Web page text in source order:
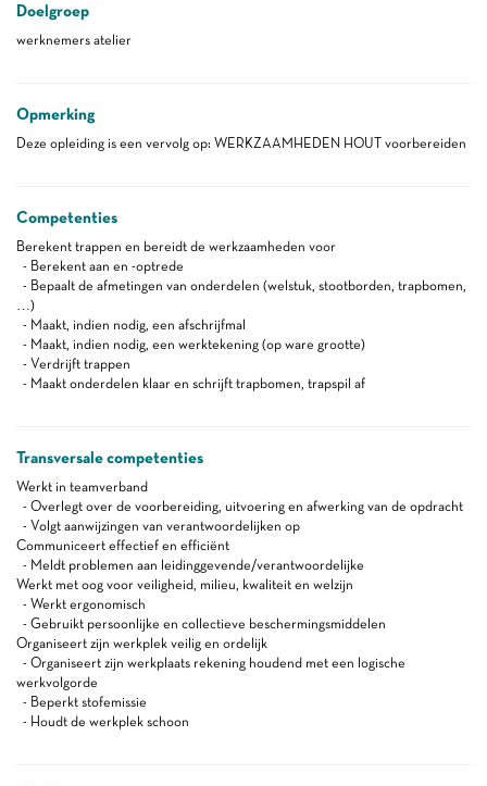
Doelgroep
werknemers atelier
Opmerking
Deze opleiding is een vervolg op: WERKZAAMHEDEN HOUT voorbereiden
Competenties
Berekent trappen en bereidt de werkzaamheden voor
- Berekent aan en -optrede
- Bepaalt de afmetingen van onderdelen (welstuk, stootborden, trapbomen,
…)
- Maakt, indien nodig, een afschrijfmal
- Maakt, indien nodig, een werktekening (op ware grootte)
- Verdrijft trappen
- Maakt onderdelen klaar en schrijft trapbomen, trapspil af
Transversale competenties
Werkt in teamverband
- Overlegt over de voorbereiding, uitvoering en afwerking van de opdracht
- Volgt aanwijzingen van verantwoordelijken op
Communiceert effectief en efficiënt
- Meldt problemen aan leidinggevende/verantwoordelijke
Werkt met oog voor veiligheid, milieu, kwaliteit en welzijn
- Werkt ergonomisch
- Gebruikt persoonlijke en collectieve beschermingsmiddelen
Organiseert zijn werkplek veilig en ordelijk
- Organiseert zijn werkplaats rekening houdend met een logische
werkvolgorde
- Beperkt stofemissie
- Houdt de werkplek schoon